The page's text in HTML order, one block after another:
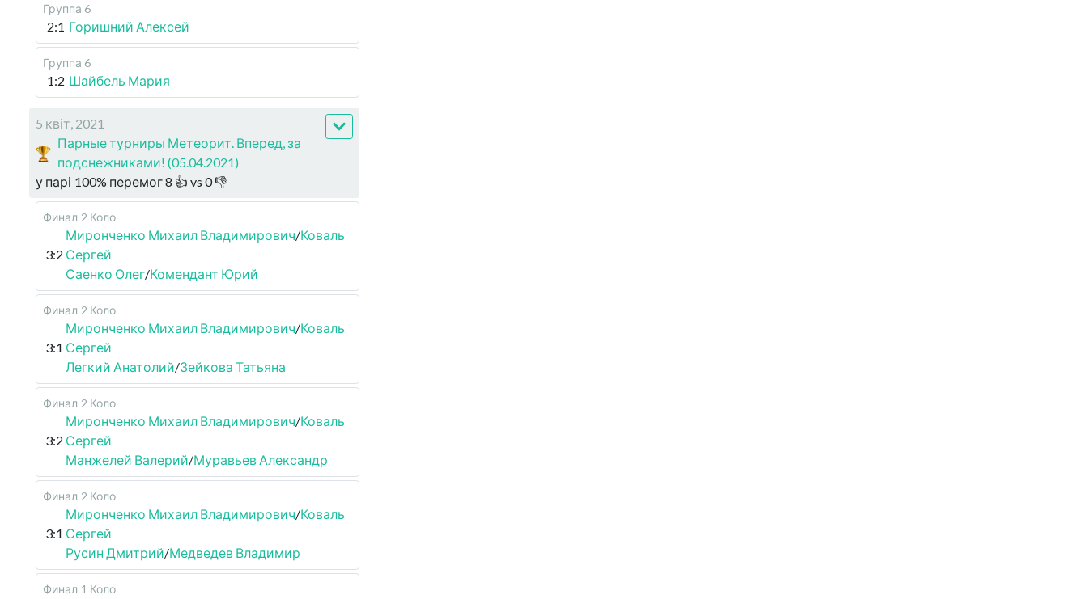
Группа 6
2:1 Горишний Алексей
Группа 6
1:2 Шайбель Мария
5 квіт, 2021
Парные турниры Метеорит. Вперед, за
подснежниками! (05.04.2021)
у парі 100% перемог8 👍 vs 0👎
Финал 2 Коло
3:2
Миронченко Михаил Владимирович/Коваль
Сергей
Саенко Олег/Комендант Юрий
Финал 2 Коло
3:1
Миронченко Михаил Владимирович/Коваль
Сергей
Легкий Анатолий/Зейкова Татьяна
Финал 2 Коло
3:2
Миронченко Михаил Владимирович/Коваль
Сергей
Манжелей Валерий/Муравьев Александр
Финал 2 Коло
3:1
Миронченко Михаил Владимирович/Коваль
Сергей
Русин Дмитрий/Медведев Владимир
Финал 1 Коло